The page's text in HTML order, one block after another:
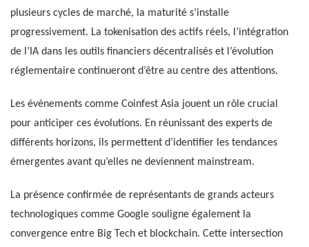
plusieurs cycles de marché, la maturité s’installe
progressivement. La tokenisation des actifs réels, l’intégration
de l’IA dans les outils financiers décentralisés et l’évolution
réglementaire continueront d’être au centre des attentions.
Les événements comme Coinfest Asia jouent un rôle crucial
pour anticiper ces évolutions. En réunissant des experts de
différents horizons, ils permettent d’identifier les tendances
émergentes avant qu’elles ne deviennent mainstream.
La présence confirmée de représentants de grands acteurs
technologiques comme Google souligne également la
convergence entre Big Tech et blockchain. Cette intersection